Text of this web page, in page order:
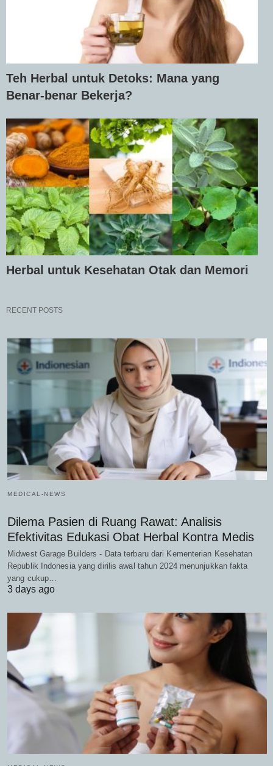
Teh Herbal untuk Detoks: Mana yang
Benar-benar Bekerja?
Herbal untuk Kesehatan Otak dan Memori
RECENT POSTS
MEDICAL-NEWS
Dilema Pasien di Ruang Rawat: Analisis
Efektivitas Edukasi Obat Herbal Kontra Medis
Midwest Garage Builders - Data terbaru dari Kementerian Kesehatan
Republik Indonesia yang dirilis awal tahun 2024 menunjukkan fakta
yang cukup…
3 days ago